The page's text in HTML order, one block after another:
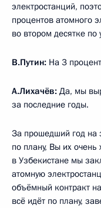
электростанций,
процентов атомного
во втором десятке по
В.Путин: На 3
А.Лихачёв: Да, мы
за последние годы.
За прошедший год на
по плану, Вы их очень
в Узбекистане мы
атомную
объёмный контракт
всё идёт по плану,